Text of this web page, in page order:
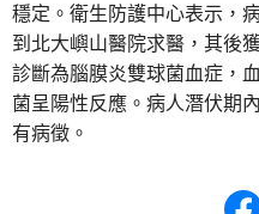
穩定。衛生防護中心表示，
到北大嶼山醫院求醫，其後
診斷為腦膜炎雙球菌血症，
菌呈陽性反應。病人潛伏期
有病徵。